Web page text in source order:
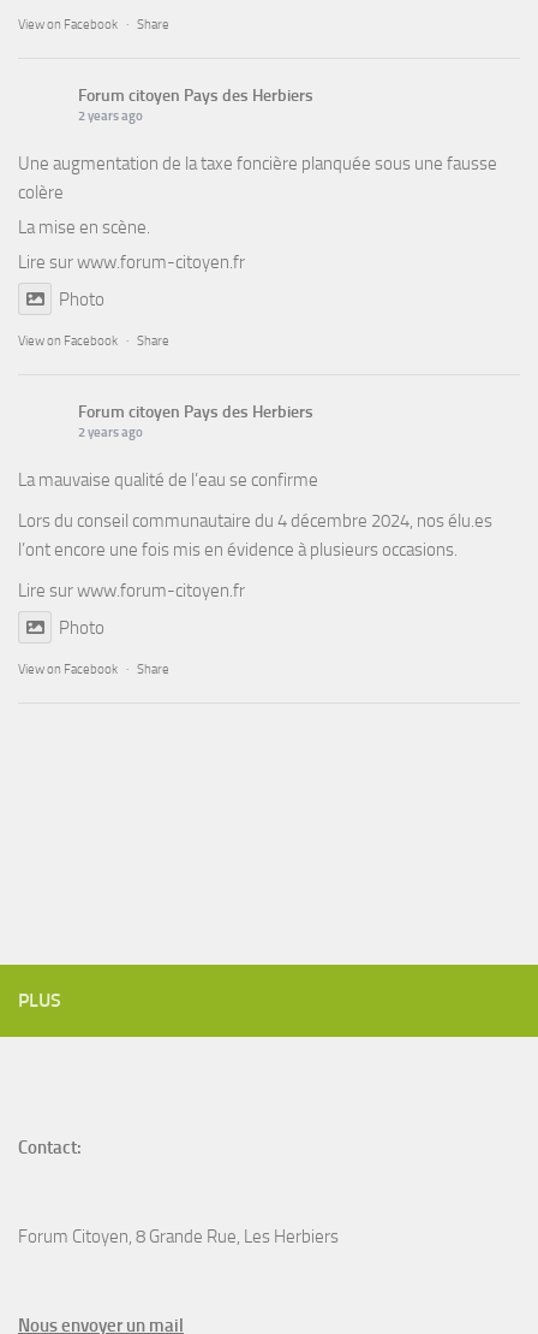
View on Facebook · Share
Forum citoyen Pays des Herbiers
2 years ago
Une augmentation de la taxe foncière planquée sous une fausse
colère
La mise en scène.
Lire surwww.forum-citoyen.fr
Photo
View on Facebook · Share
Forum citoyen Pays des Herbiers
2 years ago
La mauvaise qualité de l’eau se confirme
Lors du conseil communautaire du 4 décembre 2024, nos élu.es
l’ont encore une fois mis en évidence à plusieurs occasions.
Lire surwww.forum-citoyen.fr
Photo
View on Facebook · Share
PLUS
Contact:
Forum Citoyen, 8 Grande Rue, Les Herbiers
Nous envoyer un mail